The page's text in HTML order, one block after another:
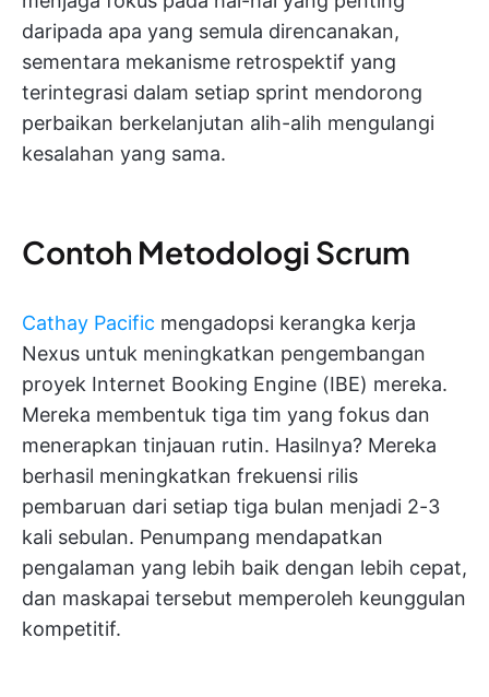
daripada apa yang semula direncanakan,
sementara mekanisme retrospektif yang
terintegrasi dalam setiap sprint mendorong
perbaikan berkelanjutan alih-alih mengulangi
kesalahan yang sama.
Contoh Metodologi Scrum
Cathay Pacific mengadopsi kerangka kerja
Nexus untuk meningkatkan pengembangan
proyek Internet Booking Engine (IBE) mereka.
Mereka membentuk tiga tim yang fokus dan
menerapkan tinjauan rutin. Hasilnya? Mereka
berhasil meningkatkan frekuensi rilis
pembaruan dari setiap tiga bulan menjadi 2-3
kali sebulan. Penumpang mendapatkan
pengalaman yang lebih baik dengan lebih cepat,
dan maskapai tersebut memperoleh keunggulan
kompetitif.